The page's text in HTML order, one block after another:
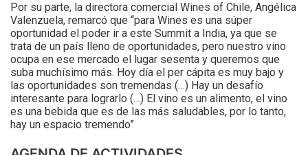
Por su parte, la directora comercial Wines of Chile, Angélica
Valenzuela, remarcó que “para Wines es una súper
oportunidad el poder ir a este Summit a India, ya que se
trata de un país lleno de oportunidades, pero nuestro vino
ocupa en ese mercado el lugar sesenta y queremos que
suba muchísimo más. Hoy día el per cápita es muy bajo y
las oportunidades son tremendas (…) Hay un desafío
interesante para lograrlo (…) El vino es un alimento, el vino
es una bebida que es de las más saludables, por lo tanto,
hay un espacio tremendo”